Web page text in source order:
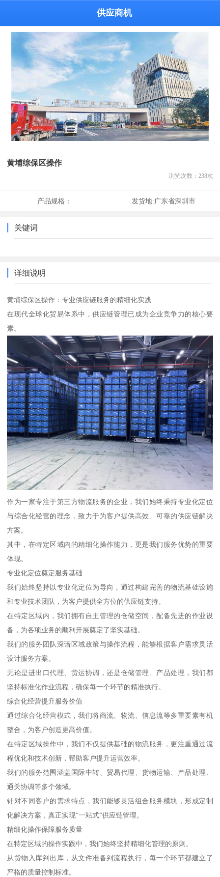
供应商机
黄埔综保区操作
浏览次数： 238次
产品规格： 发货地:广东省深圳市
关键词
详细说明
黄埔综保区操作：专业供应链服务的精细化实践
在现代全球化贸易体系中，供应链管理已成为企业竞争力的核心要
素。
作为一家专注于第三方物流服务的企业，我们始终秉持专业化定位
与综合化经营的理念，致力于为客户提供高效、可靠的供应链解决
方案。
其中，在特定区域内的精细化操作能力，更是我们服务优势的重要
体现。
专业化定位奠定服务基础
我们始终坚持以专业化定位为导向，通过构建完善的物流基础设施
和专业技术团队，为客户提供全方位的供应链支持。
在特定区域内，我们拥有自主管理的仓储空间，配备先进的作业设
备，为各项业务的顺利开展奠定了坚实基础。
我们的服务团队深谙区域政策与操作流程，能够根据客户需求灵活
设计服务方案。
无论是进出口代理、货运协调，还是仓储管理、产品处理，我们都
坚持标准化作业流程，确保每一个环节的精准执行。
综合化经营提升服务价值
通过综合化经营模式，我们将商流、物流、信息流等多重要素有机
整合，为客户创造更高价值。
在特定区域操作中，我们不仅提供基础的物流服务，更注重通过流
程优化和技术创新，帮助客户提升运营效率。
我们的服务范围涵盖国际中转、贸易代理、货物运输、产品处理、
通关协调等多个领域。
针对不同客户的需求特点，我们能够灵活组合服务模块，形成定制
化解决方案，真正实现“一站式”供应链管理。
精细化操作保障服务质量
在特定区域的操作实践中，我们始终坚持精细化管理的原则。
从货物入库到出库，从文件准备到流程执行，每一个环节都建立了
严格的质量控制标准。